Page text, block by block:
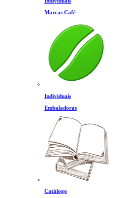
Marcas Café
Individuais
Embaladoras
Catálogo